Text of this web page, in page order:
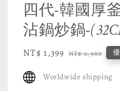
四代-韓國厚
沾鍋炒鍋-
Sale
NT$ 1,399 Regular
NT$ 2,980
Worldwide shipping